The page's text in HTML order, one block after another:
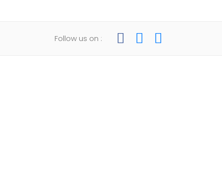
Follow us on :